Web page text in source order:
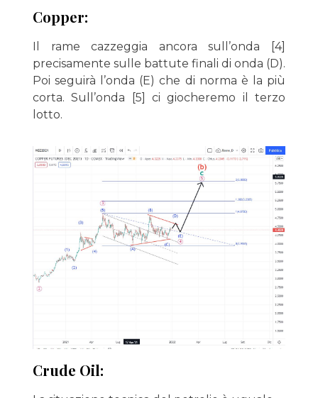
Copper:
Il rame cazzeggia ancora sull’onda [4]
precisamente sulle battute finali di onda (D).
Poi seguirà l’onda (E) che di norma è la più
corta. Sull’onda [5] ci giocheremo il terzo
lotto.
Crude Oil: